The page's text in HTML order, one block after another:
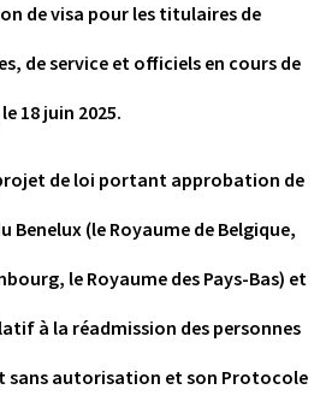
de visa pour les titulaires de
de service et officiels en cours de
18 juin 2025.
de loi portant approbation de
Benelux (le Royaume de Belgique,
le Royaume des Pays-Bas) et
à la réadmission des personnes
sans autorisation et son Protocole